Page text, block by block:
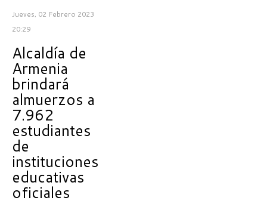
Jueves, 02 Febrero 2023
20:29
Alcaldía de
Armenia
brindará
almuerzos a
7.962
estudiantes
de
instituciones
educativas
oficiales